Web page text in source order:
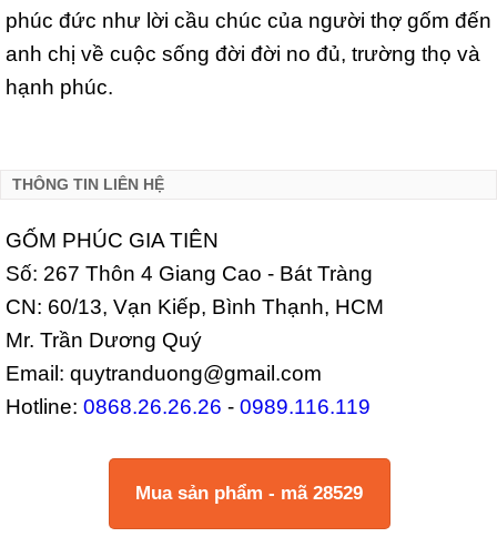
phúc đức như lời cầu chúc của người thợ gốm đến
anh chị về cuộc sống đời đời no đủ, trường thọ và
hạnh phúc.
THÔNG TIN LIÊN HỆ
GỐM PHÚC GIA TIÊN
Số: 267 Thôn 4 Giang Cao - Bát Tràng
CN: 60/13, Vạn Kiếp, Bình Thạnh, HCM
Mr. Trần Dương Quý
Email: quytranduong@gmail.com
Hotline: 0868.26.26.26 - 0989.116.119
Mua sản phẩm - mã 28529